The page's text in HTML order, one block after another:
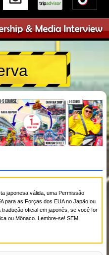
japonesa válida, uma Permissão
para as Forças dos EUA no Japão ou
oficial em japonês, se você for
ou Mônaco. Lembre-se! SEM